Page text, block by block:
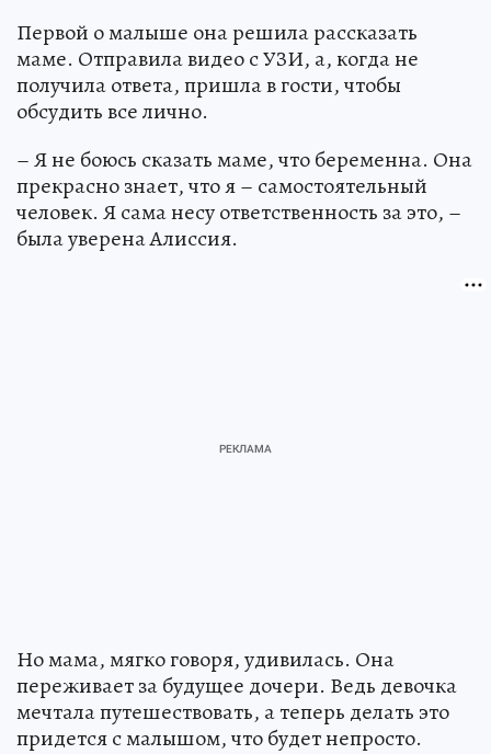
Первой о малыше она решила рассказать
маме. Отправила видео с УЗИ, а, когда не
получила ответа, пришла в гости, чтобы
обсудить все лично.
– Я не боюсь сказать маме, что беременна. Она
прекрасно знает, что я – самостоятельный
человек. Я сама несу ответственность за это, –
была уверена Алиссия.
Но мама, мягко говоря, удивилась. Она
переживает за будущее дочери. Ведь девочка
мечтала путешествовать, а теперь делать это
придется с малышом, что будет непросто.